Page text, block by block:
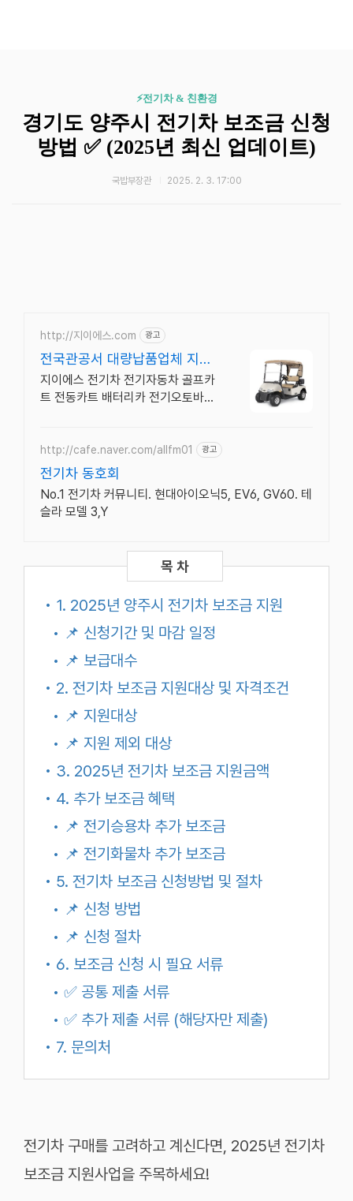
⚡️전기차 & 친환경
경기도 양주시 전기차 보조금 신청
방법 ✅ (2025년 최신 업데이트)
국밥부장관 2025. 2. 3. 17:00
http://지이에스.com 광고
전국관공서 대량납품업체 지역
축제행사임대
지이에스 전기차 전기자동차 골프카
트 전동카트 배터리카 전기오토바이
http://cafe.naver.com/allfm01 광고
전기차 동호회
No.1 전기차 커뮤니티. 현대아이오닉5, EV6, GV60. 테
슬라 모델 3,Y
• 1. 2025년 양주시 전기차 보조금 지원
• 📌 신청기간 및 마감 일정
• 📌 보급대수
• 2. 전기차 보조금 지원대상 및 자격조건
• 📌 지원대상
• 📌 지원 제외 대상
• 3. 2025년 전기차 보조금 지원금액
• 4. 추가 보조금 혜택
• 📌 전기승용차 추가 보조금
• 📌 전기화물차 추가 보조금
• 5. 전기차 보조금 신청방법 및 절차
• 📌 신청 방법
• 📌 신청 절차
• 6. 보조금 신청 시 필요 서류
• ✅ 공통 제출 서류
• ✅ 추가 제출 서류 (해당자만 제출)
• 7. 문의처
전기차 구매를 고려하고 계신다면, 2025년 전기차
보조금 지원사업을 주목하세요!